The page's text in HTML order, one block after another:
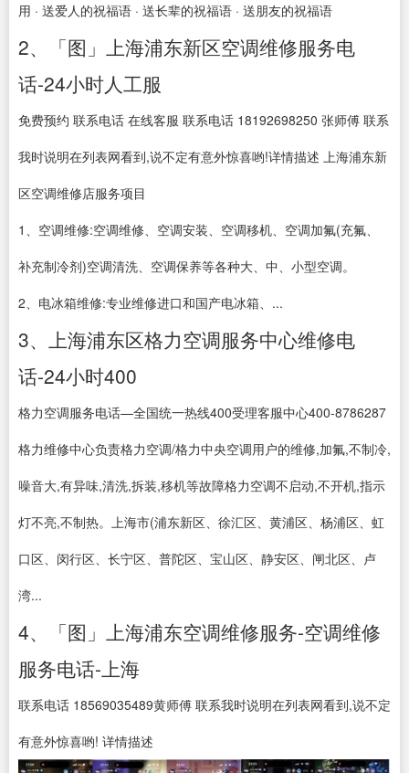
用 · 送爱人的祝福语 · 送长辈的祝福语 · 送朋友的祝福语
2、「图」上海浦东新区空调维修服务电
话-24小时人工服
免费预约 联系电话 在线客服 联系电话 18192698250 张师傅 联系
我时说明在列表网看到,说不定有意外惊喜哟!详情描述 上海浦东新
区空调维修店服务项目
1、空调维修:空调维修、空调安装、空调移机、空调加氟(充氟、
补充制冷剂)空调清洗、空调保养等各种大、中、小型空调。
2、电冰箱维修:专业维修进口和国产电冰箱、...
3、上海浦东区格力空调服务中心维修电
话-24小时400
格力空调服务电话—全国统一热线400受理客服中心400-8786287
格力维修中心负责格力空调/格力中央空调用户的维修,加氟,不制冷,
噪音大,有异味,清洗,拆装,移机等故障格力空调不启动,不开机,指示
灯不亮,不制热。上海市(浦东新区、徐汇区、黄浦区、杨浦区、虹
口区、闵行区、长宁区、普陀区、宝山区、静安区、闸北区、卢
湾...
4、「图」上海浦东空调维修服务-空调维修
服务电话-上海
联系电话 18569035489黄师傅 联系我时说明在列表网看到,说不定
有意外惊喜哟! 详情描述